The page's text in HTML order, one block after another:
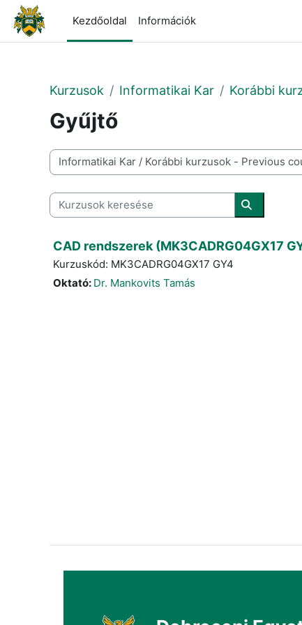
Tovább a fő tartalomhoz
Kezdőoldal
Információk
Kurzusok Informatikai Kar Korábbi
Gyűjtő
Kurzuskategóriák
Kurzusok keresése
Kurzusok
CAD rendszerek (MK3CADRG04GX17
Kurzuskód: MK3CADRG04GX17 GY4
Oktató: Dr. Mankovits Tamás